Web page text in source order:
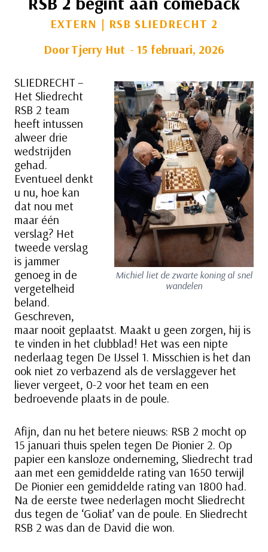
EXTERN | RSB SLIEDRECHT 2
DoorTjerry Hut 15 februari, 2026
Michiel liet de zwarte koning al snel
wandelen
SLIEDRECHT –
Het Sliedrecht
RSB 2 team
heeft intussen
alweer drie
wedstrijden
gehad.
Eventueel denkt
u nu, hoe kan
dat nou met
maar één
verslag? Het
tweede verslag
is jammer
genoeg in de
vergetelheid
beland.
Geschreven,
maar nooit geplaatst. Maakt u geen zorgen, hij is
te vinden in het clubblad! Het was een nipte
nederlaag tegen De IJssel 1. Misschien is het dan
ook niet zo verbazend als de verslaggever het
liever vergeet, 0-2 voor het team en een
bedroevende plaats in de poule.
Afijn, dan nu het betere nieuws: RSB 2 mocht op
15 januari thuis spelen tegen De Pionier 2. Op
papier een kansloze onderneming, Sliedrecht trad
aan met een gemiddelde rating van 1650 terwijl
De Pionier een gemiddelde rating van 1800 had.
Na de eerste twee nederlagen mocht Sliedrecht
dus tegen de ‘Goliat’ van de poule. En Sliedrecht
RSB 2 was dan de David die won.